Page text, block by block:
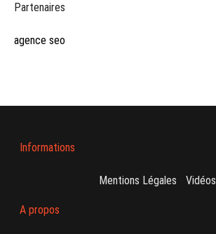
Partenaires
agence seo
Informations
Mentions Légales Vidéos
A propos